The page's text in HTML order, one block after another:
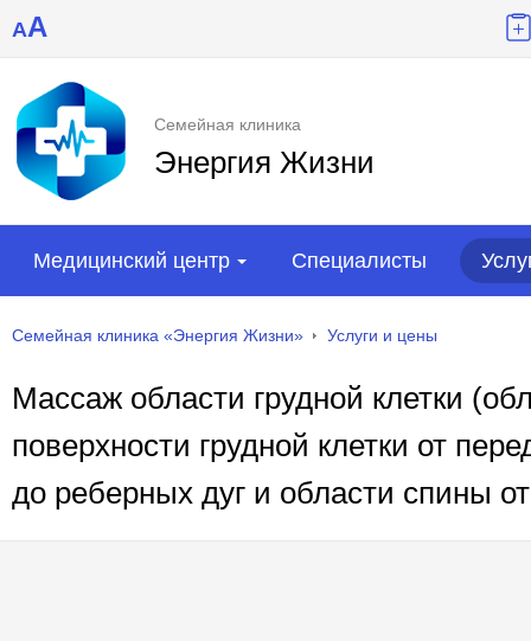
AA
Семейная клиника
Энергия Жизни
Медицинский центр Специалисты
Семейная клиника «Энергия Жизни» Услуги и цены
Массаж области грудной клетки
поверхности грудной клетки от
до реберных дуг и области спины